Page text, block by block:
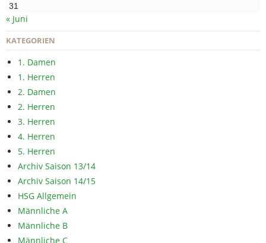
31
« Juni
KATEGORIEN
1. Damen
1. Herren
2. Damen
2. Herren
3. Herren
4. Herren
5. Herren
Archiv Saison 13/14
Archiv Saison 14/15
HSG Allgemein
Männliche A
Männliche B
Männliche C